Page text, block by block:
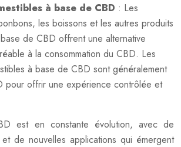
à base de CBD : Les
les boissons et les autres produits
de CBD offrent une alternative
à la consommation du CBD. Les
à base de CBD sont généralement
pour offrir une expérience contrôlée et
est en constante évolution, avec de
de nouvelles applications qui émergent